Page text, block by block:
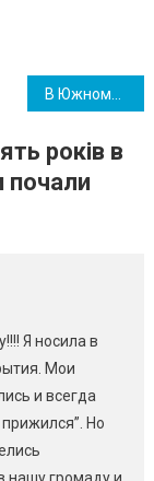
років в
Я носила в
Мои
и всегда
Но
нашу громаду и